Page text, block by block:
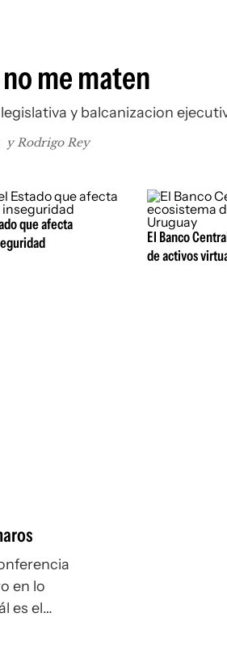
me maten
y balcanizacion
y Rodrigo Rey
que afecta
El Banco
de activos
en lo
es el
está el error?